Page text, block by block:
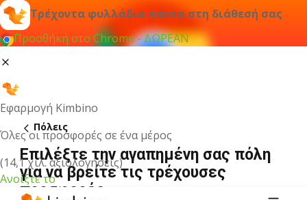
Τρέχοντα φυλλάδια πάντα στη διάθεσή σας
Προσθήκη στο Chrome - ΔΩΡΕΑΝ
Εφαρμογή Kimbino
Όλες οι προσφορές σε ένα μέρος
(14,1 χιλ. αξιολογήσεις)
Ανοίξτε το
Πόλεις
Επιλέξτε την αγαπημένη σας πόλη
για να βρείτε τις τρέχουσες
προσφορές